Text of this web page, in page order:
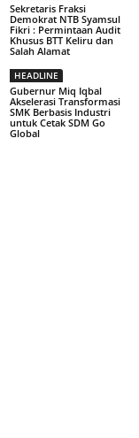
Sekretaris Fraksi
Demokrat NTB Syamsul
Fikri : Permintaan Audit
Khusus BTT Keliru dan
Salah Alamat
HEADLINE
Gubernur Miq Iqbal
Akselerasi Transformasi
SMK Berbasis Industri
untuk Cetak SDM Go
Global